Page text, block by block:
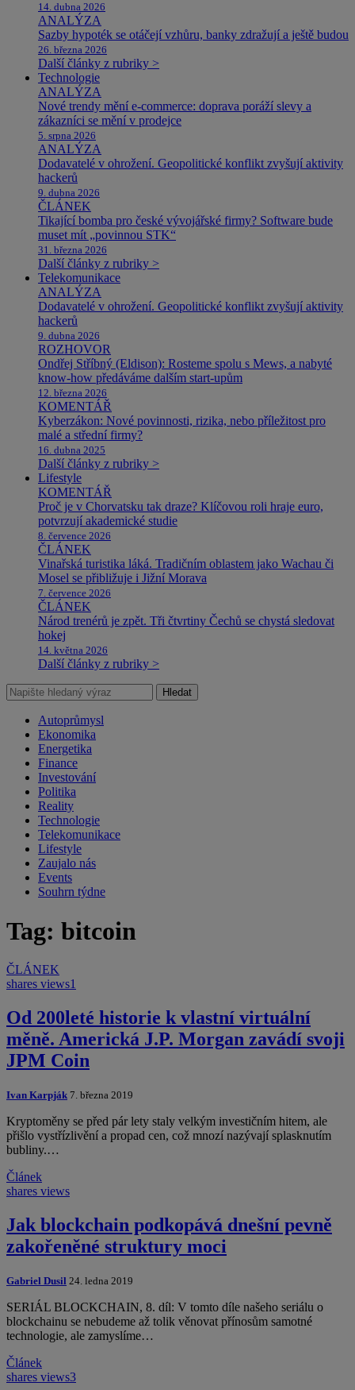
14. dubna 2026
ANALÝZA
Sazby hypoték se otáčejí vzhůru, banky zdražují a ještě budou
26. března 2026
Další články z rubriky >
Technologie
ANALÝZA
Nové trendy mění e-commerce: doprava poráží slevy a
zákazníci se mění v prodejce
5. srpna 2026
ANALÝZA
Dodavatelé v ohrožení. Geopolitické konflikt zvyšují aktivity
hackerů
9. dubna 2026
ČLÁNEK
Tikající bomba pro české vývojářské firmy? Software bude
muset mít „povinnou STK“
31. března 2026
Další články z rubriky >
Telekomunikace
ANALÝZA
Dodavatelé v ohrožení. Geopolitické konflikt zvyšují aktivity
hackerů
9. dubna 2026
ROZHOVOR
Ondřej Stříbný (Eldison): Rosteme spolu s Mews, a nabyté
know-how předáváme dalším start-upům
12. března 2026
KOMENTÁŘ
Kyberzákon: Nové povinnosti, rizika, nebo příležitost pro
malé a střední firmy?
16. dubna 2025
Další články z rubriky >
Lifestyle
KOMENTÁŘ
Proč je v Chorvatsku tak draze? Klíčovou roli hraje euro,
potvrzují akademické studie
8. července 2026
ČLÁNEK
Vinařská turistika láká. Tradičním oblastem jako Wachau či
Mosel se přibližuje i Jižní Morava
7. července 2026
ČLÁNEK
Národ trenérů je zpět. Tři čtvrtiny Čechů se chystá sledovat
hokej
14. května 2026
Další články z rubriky >
Hledat
Autoprůmysl
Ekonomika
Energetika
Finance
Investování
Politika
Reality
Technologie
Telekomunikace
Lifestyle
Zaujalo nás
Events
Souhrn týdne
Tag: bitcoin
ČLÁNEK
shares views1
Od 200leté historie k vlastní virtuální
měně. Americká J.P. Morgan zavádí svoji
JPM Coin
Ivan Karpják 7. března 2019
Kryptoměny se před pár lety staly velkým investičním hitem, ale
přišlo vystřízlivění a propad cen, což mnozí nazývají splasknutím
bubliny.…
Článek
shares views
Jak blockchain podkopává dnešní pevně
zakořeněné struktury moci
Gabriel Dusil 24. ledna 2019
SERIÁL BLOCKCHAIN, 8. díl: V tomto díle našeho seriálu o
blockchainu se nebudeme až tolik věnovat přínosům samotné
technologie, ale zamyslíme…
Článek
shares views3